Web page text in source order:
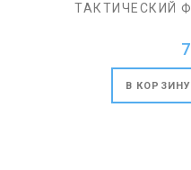
ТАКТИЧЕСКИЙ
В КОРЗИНУ